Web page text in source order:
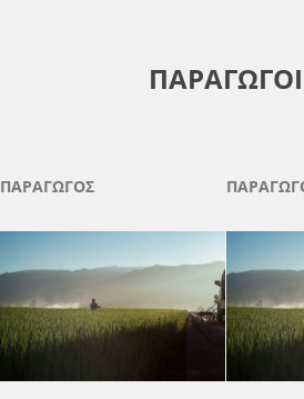
ΠΑΡΑΓΩΓΟΙ
ΠΑΡΑΓΩΓΟΣ